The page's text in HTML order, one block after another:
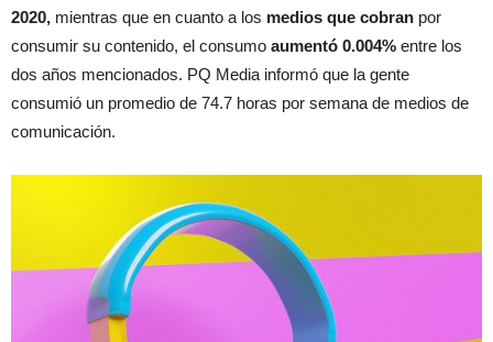
2020, mientras que en cuanto a los medios que cobran por
consumir su contenido, el consumo aumentó 0.004% entre los
dos años mencionados. PQ Media informó que la gente
consumió un promedio de 74.7 horas por semana de medios de
comunicación.